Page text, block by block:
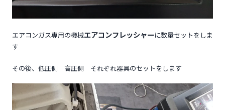
エアコンガス専用の機械エアコンフレッシャーに数量セットをしま
す
その後、低圧側 高圧側 それぞれ器具のセットをします